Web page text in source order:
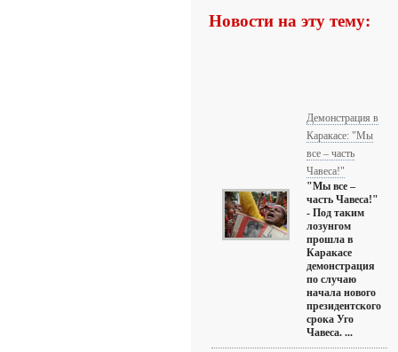
Новости на эту тему:
Демонстрация в
Каракасе: "Мы
все – часть
Чавеса!"
"Мы все –
часть Чавеса!"
- Под таким
лозунгом
прошла в
Каракасе
демонстрация
по случаю
начала нового
президентского
срока Уго
Чавеса. ...